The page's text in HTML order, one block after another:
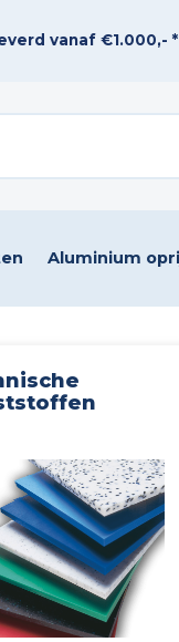
vanaf €1.000,- *
Aluminium